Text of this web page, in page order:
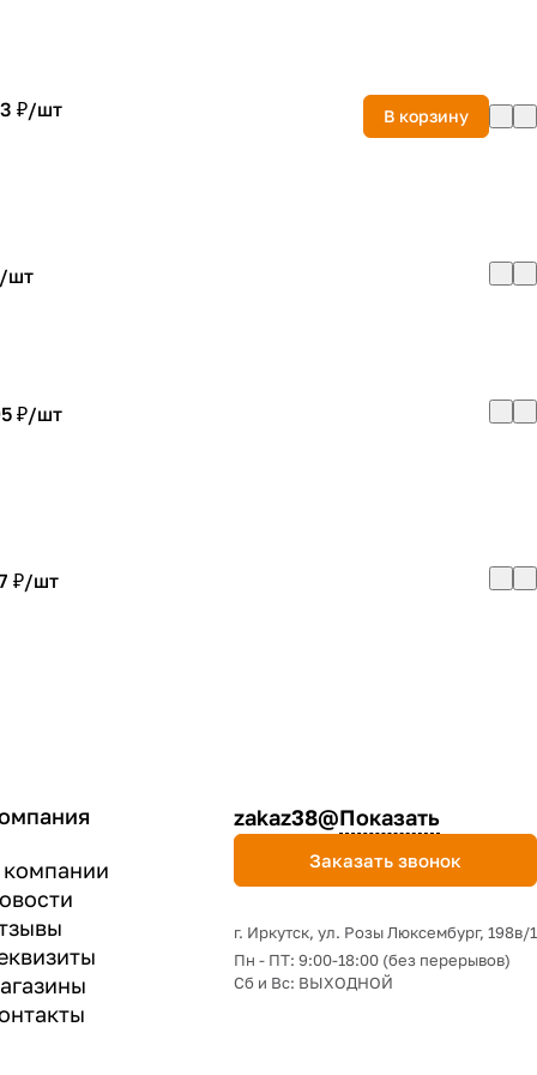
₽/шт В корзину
шт
₽/шт
₽/шт
zakaz38@Показать
Заказать звонок
г. Иркутск, ул. Розы Люксембург, 198в/1
Пн - ПТ: 9:00-18:00 (без перерывов)
Сб и Вс: ВЫХОДНОЙ